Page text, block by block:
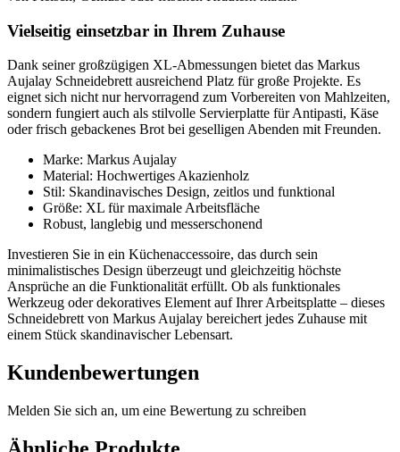
Vielseitig einsetzbar in Ihrem Zuhause
Dank seiner großzügigen XL-Abmessungen bietet das Markus
Aujalay Schneidebrett ausreichend Platz für große Projekte. Es
eignet sich nicht nur hervorragend zum Vorbereiten von Mahlzeiten,
sondern fungiert auch als stilvolle Servierplatte für Antipasti, Käse
oder frisch gebackenes Brot bei geselligen Abenden mit Freunden.
Marke: Markus Aujalay
Material: Hochwertiges Akazienholz
Stil: Skandinavisches Design, zeitlos und funktional
Größe: XL für maximale Arbeitsfläche
Robust, langlebig und messerschonend
Investieren Sie in ein Küchenaccessoire, das durch sein
minimalistisches Design überzeugt und gleichzeitig höchste
Ansprüche an die Funktionalität erfüllt. Ob als funktionales
Werkzeug oder dekoratives Element auf Ihrer Arbeitsplatte – dieses
Schneidebrett von Markus Aujalay bereichert jedes Zuhause mit
einem Stück skandinavischer Lebensart.
Kundenbewertungen
Melden Sie sich an, um eine Bewertung zu schreiben